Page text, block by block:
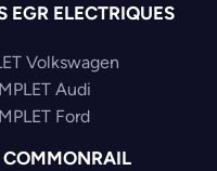
EGR ELECTRIQUES
Volkswagen
Audi
Ford
COMMONRAIL